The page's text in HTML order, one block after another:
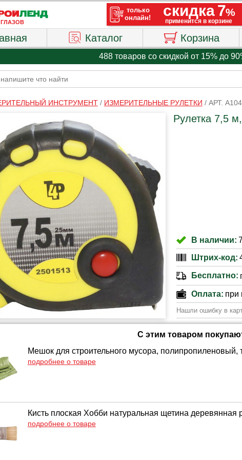
ГЛАЗОВ
Каталог Корзина
488 товаров со скидкой от 15% до
ИНСТРУМЕНТ/ ИЗМЕРИТЕЛЬНЫЕ РУЛЕТКИ / АРТ.
Рулетка 7,5
В наличии:
Штрих-код:
Бесплатно:
Оплата: при
Нашли ошибку в
С этим товаром
Мешок для строительного мусора, полипропиленовый,
подробнее о товаре
Кисть плоская Хобби натуральная щетина деревянная
подробнее о товаре